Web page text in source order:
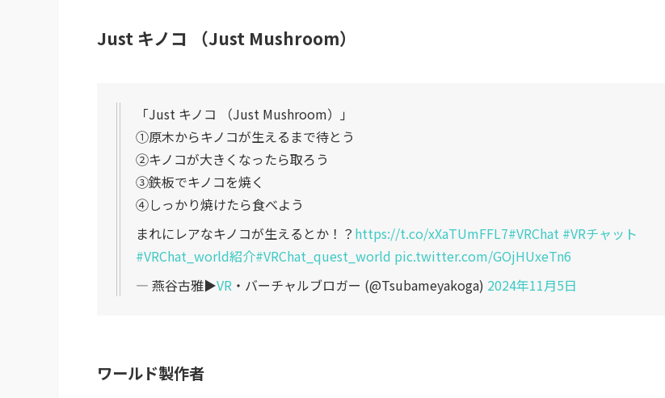
Just キノコ （Just Mushroom）
「Just キノコ （Just Mushroom）」
①原木からキノコが生えるまで待とう
②キノコが大きくなったら取ろう
③鉄板でキノコを焼く
④しっかり焼けたら食べよう
まれにレアなキノコが生えるとか！？ https://t.co/xXaTUmFFL7#VRChat #VRチャット
#VRChat_world紹介#VRChat_quest_world pic.twitter.com/GOjHUxeTn6
— 燕谷古雅▶︎VR ・バーチャルブロガー (@Tsubameyakoga) 2024年11月5日
ワールド製作者